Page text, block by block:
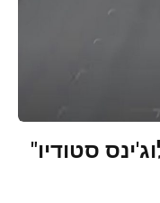
סטודיו"